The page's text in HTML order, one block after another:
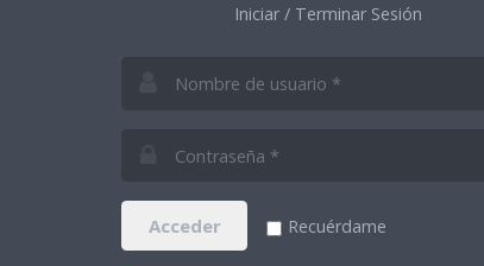
Iniciar / Terminar Sesión
Acceder Recuérdame